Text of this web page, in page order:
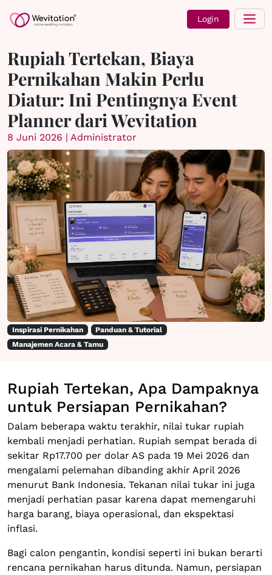
Login
Rupiah Tertekan, Biaya
Pernikahan Makin Perlu
Diatur: Ini Pentingnya Event
Planner dari Wevitation
8 Juni 2026 | Administrator
Inspirasi Pernikahan
Panduan & Tutorial
Manajemen Acara & Tamu
Rupiah Tertekan, Apa Dampaknya
untuk Persiapan Pernikahan?
Dalam beberapa waktu terakhir, nilai tukar rupiah
kembali menjadi perhatian. Rupiah sempat berada di
sekitar Rp17.700 per dolar AS pada 19 Mei 2026 dan
mengalami pelemahan dibanding akhir April 2026
menurut Bank Indonesia. Tekanan nilai tukar ini juga
menjadi perhatian pasar karena dapat memengaruhi
harga barang, biaya operasional, dan ekspektasi
inflasi.
Bagi calon pengantin, kondisi seperti ini bukan berarti
rencana pernikahan harus ditunda. Namun, persiapan